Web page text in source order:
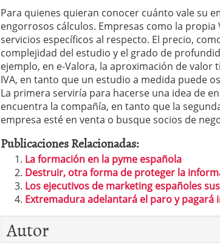
Para quienes quieran conocer cuánto vale su
engorrosos cálculos. Empresas como la
servicios específicos al respecto. El precio,
complejidad del estudio y el grado de
ejemplo, en e-Valora, la aproximación de valor
IVA, en tanto que un estudio a medida puede
La primera serviría para hacerse una idea de
encuentra la compañía, en tanto que la
empresa esté en venta o busque socios de
Publicaciones Relacionadas:
La formación en la pyme española
Destruir, otra forma de proteger la
Los ejecutivos de marketing españoles
Extremadura adelantará el paro y
Autor